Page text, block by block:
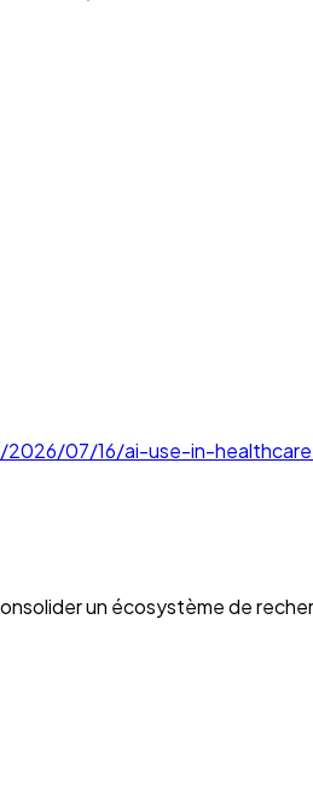
07/16/ai-use-in-
un écosystème de